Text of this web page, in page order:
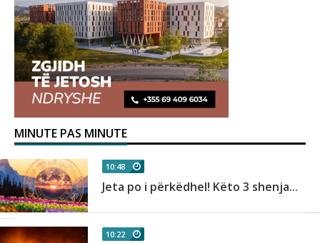
MINUTE PAS MINUTE
10:48
Jeta po i përkëdhel! Këto 3 shenja...
10:22